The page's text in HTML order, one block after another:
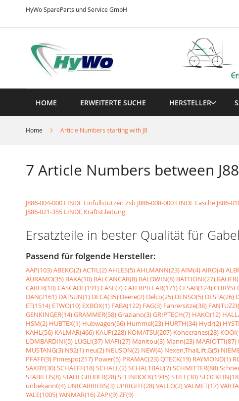
HyWo SpareParts und Service GmbH
Inhalt
HOME ERWEITERTE SUCHE HERSTELLER
Home Article Numbers starting with J8
7 Article Numbers between
J886-004-000 LINDE Einfüllstutzen Zsb J886-008-000 LINDE Lasche J886-
J886-021-355 LINDE Kraftst.leitung
Ersatzteile in bester Qualität für
Passend für folgende Hersteller:
AAP(103)ABEKO(2)ACTIL(2)AHLES(5)AHLMANN(23)AIM(4)AIRO(4)
AURAMO(35) BAKA(10) BALCANCAR(8) BALDWIN(8) BATTIONI(27)
CARER(10)CASCADE(191)CASE(7)CATERPILLAR(171)CESAB(124)
DAN(2161) DATSUN(1) DECA(35) Deere(2) Delco(25) DENSO(5) DESTA(26)
ET(1514) ETWO(10) EXBOX(1) FABA(122) FAG(3) Fahrersitze(38)
GENKINGER(14)GRAMMER(58)Graziano(3)GRIPTECH(7) HAKO(12)
HSM(2) HUBTEX(1) Hubwagen(56) Hummel(23) HURTH(34) Hydr(2)
KAHL(56) KALMAR(466) KAUP(228) KOMATSU(207) Konecranes(28)
LOMBARDINI(5) LUGLI(37) MAFI(27) Manitou(3) Mann(23) MARIOTTI(87)
MUSTANG(3) N92(1) neu(2) NEUSON(2) NEW(4) Nexen,ThaiLift,G(5)
PFAFF(9) Pimespo(217) Power(5) PRAMAC(23)QTECK(19) RAYMOND(1)
SAXBY(30)SCHAEFF(18)SCHALL(2)SCHALTBAU(7)SCHMITTER(88)
STABILUS(8)STAHLGRUBER(28)STEINBOCK(1945)STILL(30)
unbekannt(4) UNICARRIERS(3) UPRIGHT(28)VALEO(2)VALMET(17)
YALE(1005)YANMAR(16)ZAPI(9)ZF(9)